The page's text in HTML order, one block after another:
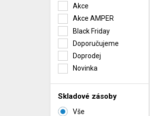
Akce
Akce AMPER
Black Friday
Doporučujeme
Doprodej
Novinka
Skladové zásoby
Vše